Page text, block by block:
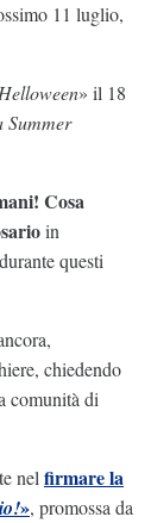
11 luglio,
Helloween» il 18
Summer
Cosa
in
questi
chiedendo
comunità di
nel firmare la
», promossa da